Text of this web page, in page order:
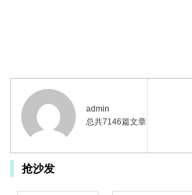
admin
总共7146篇文章
抢沙发